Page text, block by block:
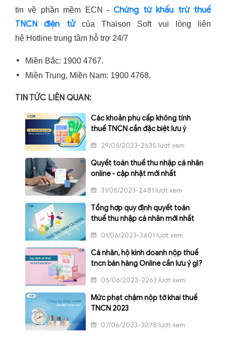
tin về phần mềm ECN -Chứng từ khấu trừ thuế
TNCN điện tửcủa Thaison Soft vui lòng liên
hệ Hotline trung tâm hỗ trợ 24/7
Miền Bắc: 1900 4767.
Miền Trung, Miền Nam: 1900 4768.
TIN TỨC LIÊN QUAN:
Các khoản phụ cấp không tính
thuế TNCN cần đặc biệt lưu ý
29/05/2023-2635 lượt xem
Quyết toán thuế thu nhập cá nhân
online - cập nhật mới nhất
31/05/2023-2481 lượt xem
Tổng hợp quy định quyết toán
thuế thu nhập cá nhân mới nhất
01/06/2023-3401 lượt xem
Cá nhân, hộ kinh doanh nộp thuế
tncn bán hàng Online cần lưu ý gì?
05/06/2023-2263 lượt xem
Mức phạt chậm nộp tờ khai thuế
TNCN 2023
07/06/2023-3078 lượt xem